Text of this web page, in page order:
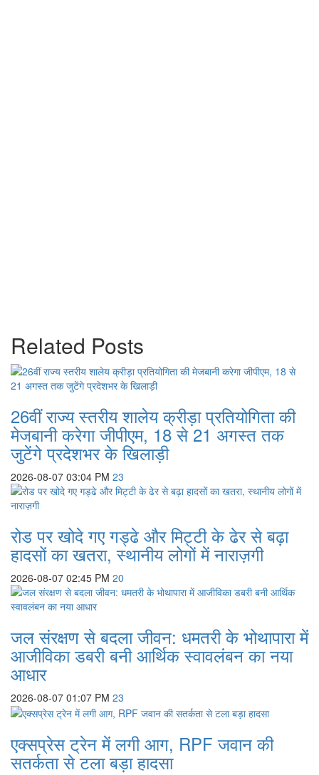
Related Posts
26वीं राज्य स्तरीय शालेय क्रीड़ा प्रतियोगिता की
मेजबानी करेगा जीपीएम, 18 से 21 अगस्त तक
जुटेंगे प्रदेशभर के खिलाड़ी
2026-08-07 03:04 PM 23
रोड पर खोदे गए गड्ढे और मिट्टी के ढेर से बढ़ा
हादसों का खतरा, स्थानीय लोगों में नाराज़गी
2026-08-07 02:45 PM 20
जल संरक्षण से बदला जीवन: धमतरी के भोथापारा में
आजीविका डबरी बनी आर्थिक स्वावलंबन का नया
आधार
2026-08-07 01:07 PM 23
एक्सप्रेस ट्रेन में लगी आग, RPF जवान की
सतर्कता से टला बड़ा हादसा